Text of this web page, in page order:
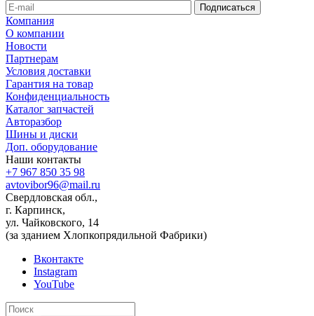
Компания
О компании
Новости
Партнерам
Условия доставки
Гарантия на товар
Конфиденциальность
Каталог запчастей
Авторазбор
Шины и диски
Доп. оборудование
Наши контакты
+7 967 850 35 98
avtovibor96@mail.ru
Свердловская обл.,
г. Карпинск,
ул. Чайковского, 14
(за зданием Хлопкопрядильной Фабрики)
Вконтакте
Instagram
YouTube